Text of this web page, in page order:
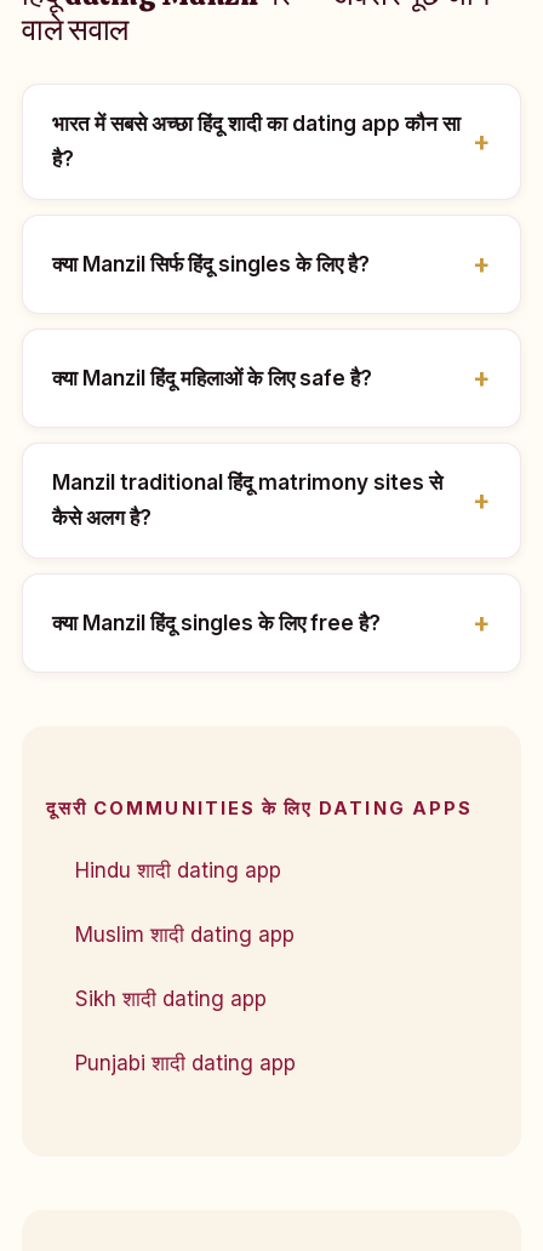
वाले सवाल
भारत में सबसे अच्छा हिंदू शादी का dating app कौन सा
है?
क्या Manzil सिर्फ हिंदू singles के लिए है?
क्या Manzil हिंदू महिलाओं के लिए safe है?
Manzil traditional हिंदू matrimony sites से
कैसे अलग है?
क्या Manzil हिंदू singles के लिए free है?
दूसरी COMMUNITIES के लिए DATING APPS
Hindu शादी dating app
Muslim शादी dating app
Sikh शादी dating app
Punjabi शादी dating app